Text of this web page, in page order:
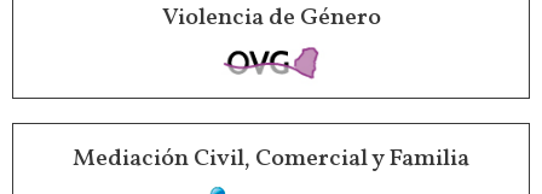
Violencia de Género
Mediación Civil, Comercial y Familia